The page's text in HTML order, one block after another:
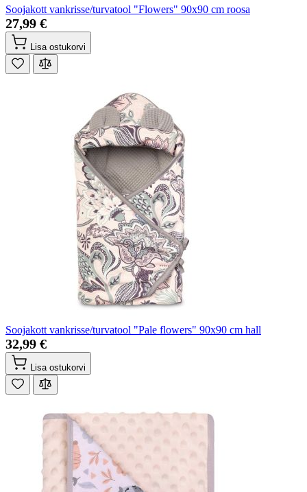
Soojakott vankrisse/turvatool "Flowers" 90x90 cm roosa
27,99 €
Lisa ostukorvi
Soojakott vankrisse/turvatool "Pale flowers" 90x90 cm hall
32,99 €
Lisa ostukorvi